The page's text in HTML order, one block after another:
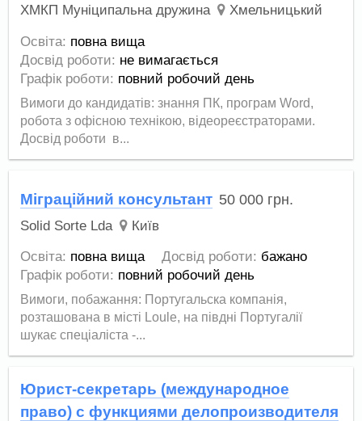
ХМКП Муніципальна дружина Хмельницький
Освіта: повна вища
Досвід роботи: не вимагається
Графік роботи: повний робочий день
Вимоги до кандидатів: знання ПК, програм Word,
робота з офісною технікою, відеореєстраторами.
Досвід роботи в...
Міграційний консультант 50 000 грн.
Solid Sorte Lda Київ
Освіта: повна вища Досвід роботи: бажано
Графік роботи: повний робочий день
Вимоги, побажання: Португальска компанія,
розташована в місті Loule, на півдні Португалії
шукає спеціаліста -...
Юрист-секретарь (международное
право) с функциями делопроизводителя